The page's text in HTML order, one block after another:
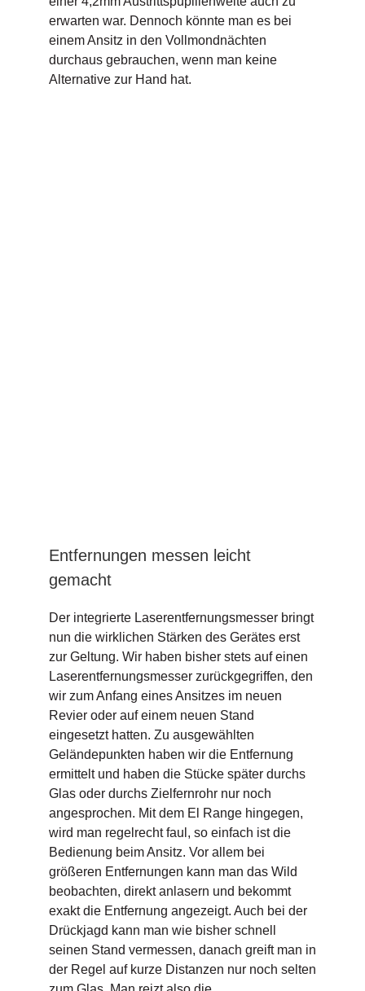
erwarten war. Dennoch könnte man es bei
einem Ansitz in den Vollmondnächten
durchaus gebrauchen, wenn man keine
Alternative zur Hand hat.
Entfernungen messen leicht
gemacht
Der integrierte Laserentfernungsmesser bringt
nun die wirklichen Stärken des Gerätes erst
zur Geltung. Wir haben bisher stets auf einen
Laserentfernungsmesser zurückgegriffen, den
wir zum Anfang eines Ansitzes im neuen
Revier oder auf einem neuen Stand
eingesetzt hatten. Zu ausgewählten
Geländepunkten haben wir die Entfernung
ermittelt und haben die Stücke später durchs
Glas oder durchs Zielfernrohr nur noch
angesprochen. Mit dem El Range hingegen,
wird man regelrecht faul, so einfach ist die
Bedienung beim Ansitz. Vor allem bei
größeren Entfernungen kann man das Wild
beobachten, direkt anlasern und bekommt
exakt die Entfernung angezeigt. Auch bei der
Drückjagd kann man wie bisher schnell
seinen Stand vermessen, danach greift man in
der Regel auf kurze Distanzen nur noch selten